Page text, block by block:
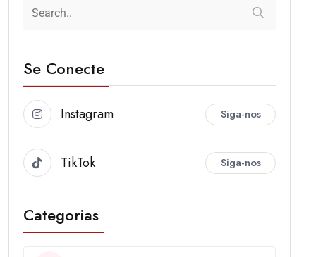
Se Conecte
Instagram Siga-nos
TikTok Siga-nos
Categorias